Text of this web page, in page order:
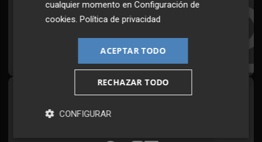
Suscríbete al Boletín
Todos los días a primera hora en tu email
¡Quiero suscribirme!
Síguenos en redes
Plaza Podcast, desde cualquier medio
cualquier momento enConfiguración de
cookies.Política de privacidad
ACEPTAR TODO
RECHAZAR TODO
CONFIGURAR